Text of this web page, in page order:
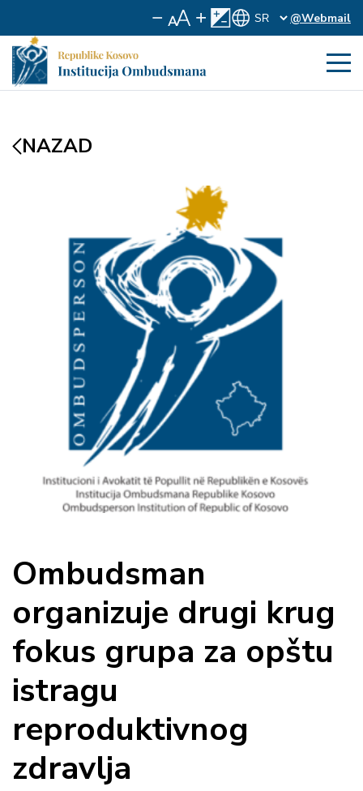
@Webmail
NAZAD
Ombudsman
organizuje drugi krug
fokus grupa za opštu
istragu
reproduktivnog
zdravlja